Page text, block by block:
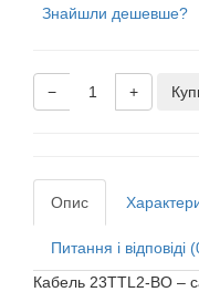
Знайшли дешевше?
− +
Опис
Питання і відповіді
Кабель 23TTL2-BO –